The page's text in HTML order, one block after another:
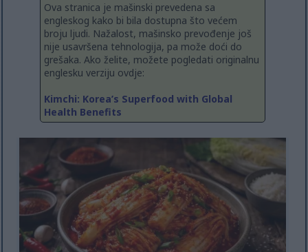
Ova stranica je mašinski prevedena sa
engleskog kako bi bila dostupna što većem
broju ljudi. Nažalost, mašinsko prevođenje još
nije usavršena tehnologija, pa može doći do
grešaka. Ako želite, možete pogledati originalnu
englesku verziju ovdje:
Kimchi: Korea’s Superfood with Global
Health Benefits